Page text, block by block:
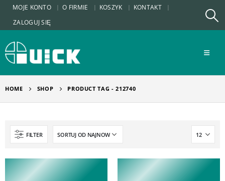
MOJE KONTO O FIRMIE KOSZYK
KONTAKT
ZALOGUJ SIĘ
HOME SHOP PRODUCT TAG -212740
FILTER